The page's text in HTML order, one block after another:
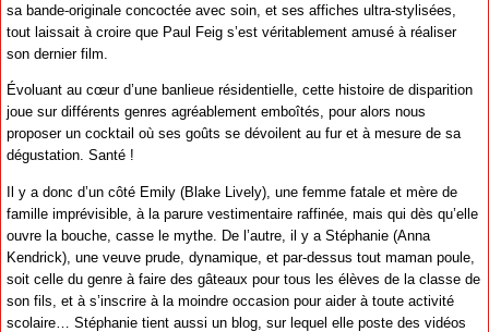
sa bande-originale concoctée avec soin, et ses affiches ultra-stylisées,
tout laissait à croire que Paul Feig s’est véritablement amusé à réaliser
son dernier film.
Évoluant au cœur d’une banlieue résidentielle, cette histoire de disparition
joue sur différents genres agréablement emboîtés, pour alors nous
proposer un cocktail où ses goûts se dévoilent au fur et à mesure de sa
dégustation. Santé !
Il y a donc d’un côté Emily (Blake Lively), une femme fatale et mère de
famille imprévisible, à la parure vestimentaire raffinée, mais qui dès qu’elle
ouvre la bouche, casse le mythe. De l’autre, il y a Stéphanie (Anna
Kendrick), une veuve prude, dynamique, et par-dessus tout maman poule,
soit celle du genre à faire des gâteaux pour tous les élèves de la classe de
son fils, et à s’inscrire à la moindre occasion pour aider à toute activité
scolaire… Stéphanie tient aussi un blog, sur lequel elle poste des vidéos